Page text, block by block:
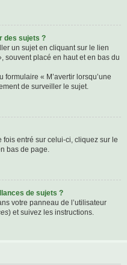
des sujets ?
un sujet en cliquant sur le lien
souvent placé en haut et en bas du
« M’avertir lorsqu’une
de surveiller le sujet.
fois entré sur celui-ci, cliquez sur le
bas de page.
de sujets ?
votre panneau de l’utilisateur
) et suivez les instructions.